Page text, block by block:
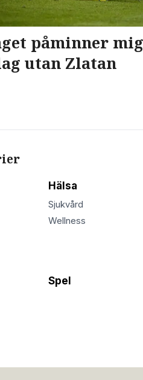
påminner
utan Zlatan
Hälsa
Sjukvård
Wellness
Spel